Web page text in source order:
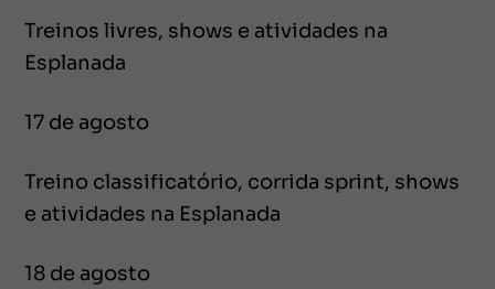
Treinos livres, shows e atividades na
Esplanada
17 de agosto
Treino classificatório, corrida sprint, shows
e atividades na Esplanada
18 de agosto